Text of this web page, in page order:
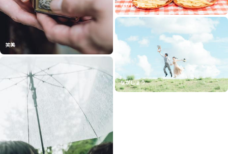
笑美
ながしょう
ながしょう